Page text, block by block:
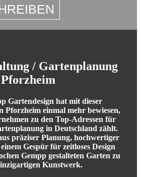
/ Gartenplanung
Pforzheim
Gartendesign hat mit dieser
Pforzheim einmal mehr bewiesen,
zu den Top-Adressen für
in Deutschland zählt.
präziser Planung, hochwertiger
Gespür für zeitloses Design
Gempp gestalteten Garten zu
Kunstwerk.